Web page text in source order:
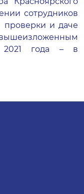
сотрудников
проверки и даче
2021 года – в